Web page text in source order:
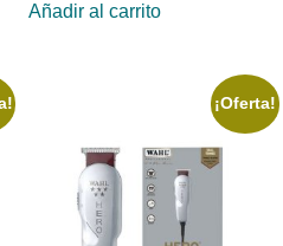
Añadir al carrito
¡Oferta!